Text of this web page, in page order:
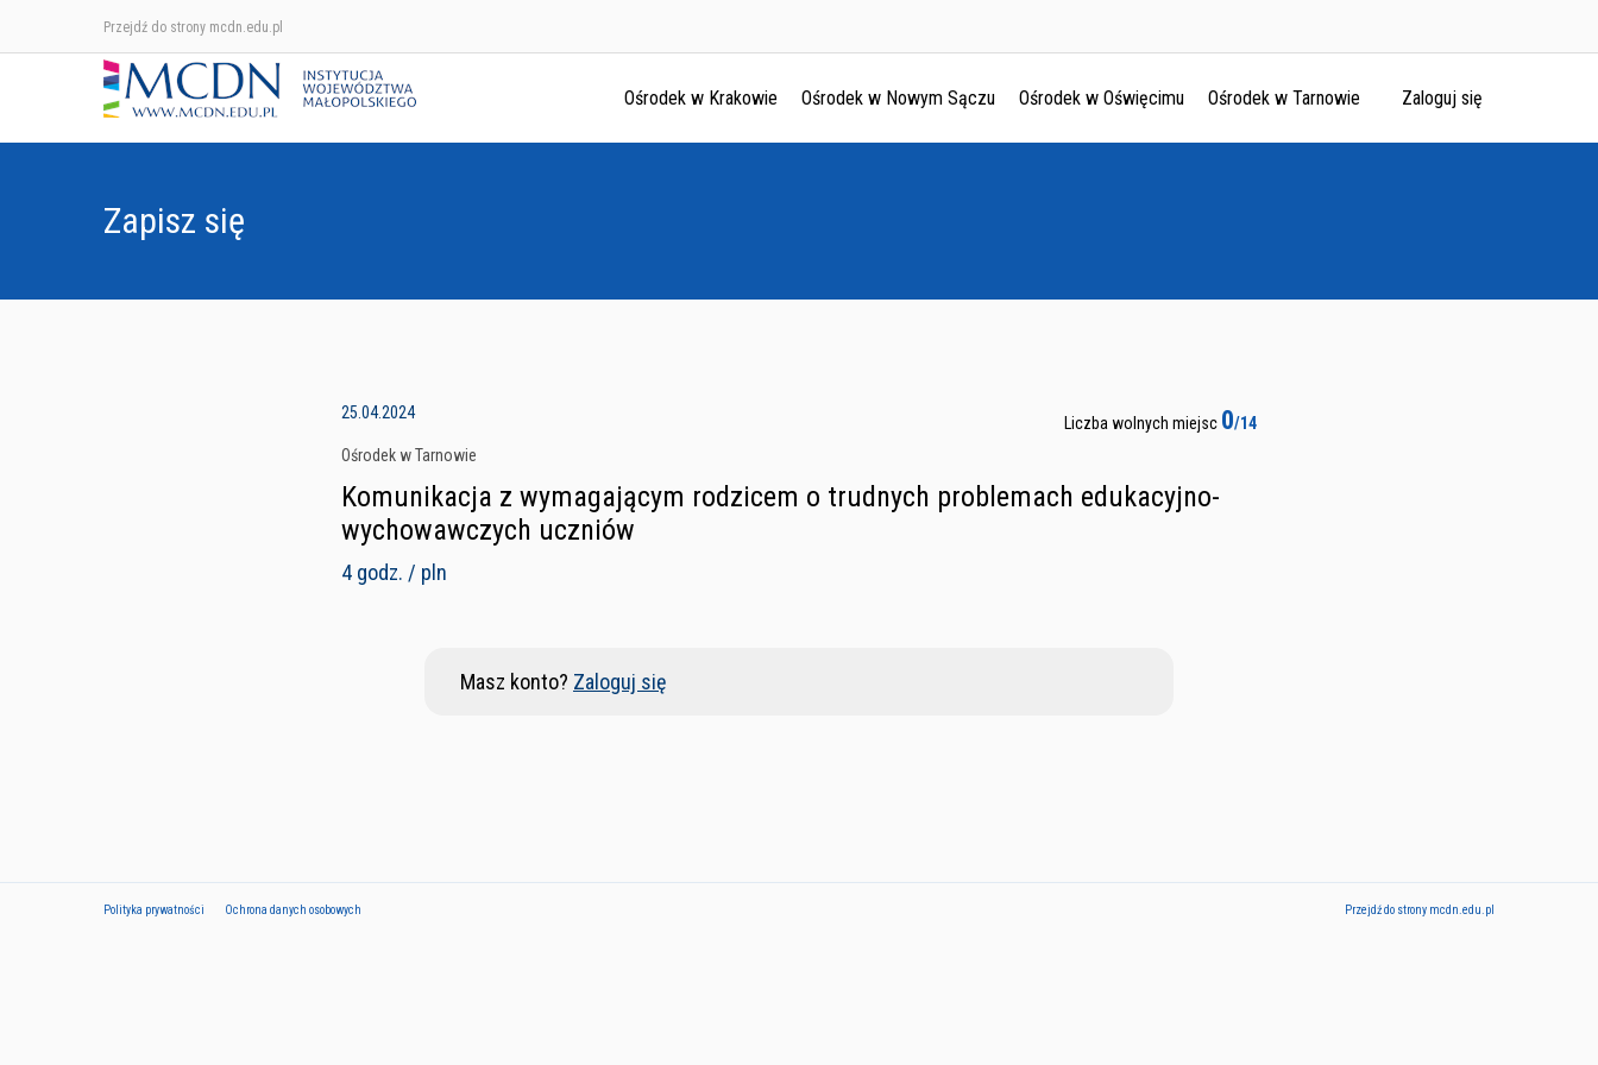
Przejdź do strony mcdn.edu.pl
Ośrodek w Krakowie Ośrodek w Nowym Sączu Ośrodek w Oświęcimu Ośrodek w Tarnowie Zaloguj się
Zapisz się
25.04.2024
Ośrodek w Tarnowie
Liczba wolnych miejsc 0/14
Komunikacja z wymagającym rodzicem o trudnych problemach edukacyjno-
wychowawczych uczniów
4 godz. / pln
Masz konto? Zaloguj się
Polityka prywatności Ochrona danych osobowych Przejdź do strony mcdn.edu.pl
Ośrodek w Krakowie